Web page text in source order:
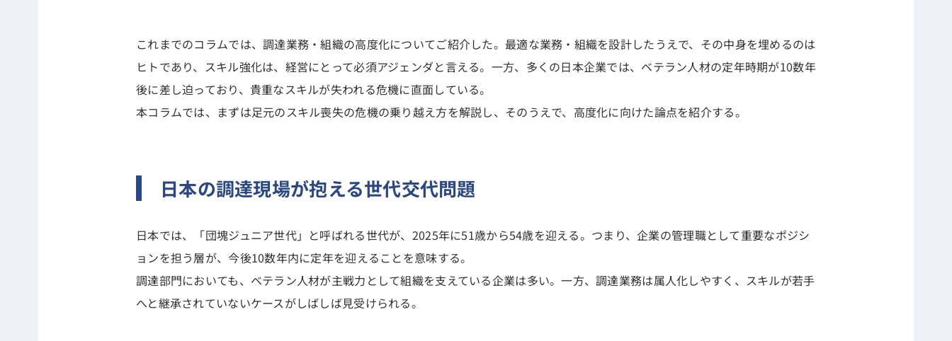
これまでのコラムでは、調達業務・組織の高度化についてご紹介した。最適な業務・組織を設計したうえで、その中身を埋めるのは
ヒトであり、スキル強化は、経営にとって必須アジェンダと言える。一方、多くの日本企業では、ベテラン人材の定年時期が10数年
後に差し迫っており、貴重なスキルが失われる危機に直面している。
本コラムでは、まずは足元のスキル喪失の危機の乗り越え方を解説し、そのうえで、高度化に向けた論点を紹介する。
日本の調達現場が抱える世代交代問題
日本では、「団塊ジュニア世代」と呼ばれる世代が、2025年に51歳から54歳を迎える。つまり、企業の管理職として重要なポジシ
ョンを担う層が、今後10数年内に定年を迎えることを意味する。
調達部門においても、ベテラン人材が主戦力として組織を支えている企業は多い。一方、調達業務は属人化しやすく、スキルが若手
へと継承されていないケースがしばしば見受けられる。